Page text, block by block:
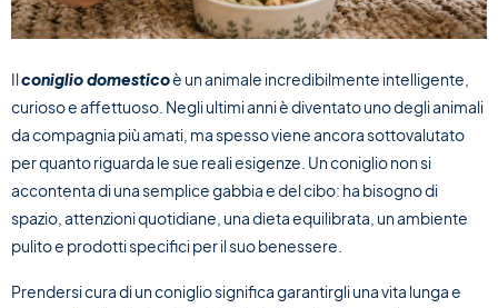
Ilconiglio domesticoè un animale incredibilmente intelligente,
curioso e affettuoso. Negli ultimi anni è diventato uno degli animali
da compagnia più amati, ma spesso viene ancora sottovalutato
per quanto riguarda le sue reali esigenze. Un coniglio non si
accontenta di una semplice gabbia e del cibo: ha bisogno di
spazio, attenzioni quotidiane, una dieta equilibrata, un ambiente
pulito e prodotti specifici per il suo benessere.
Prendersi cura di un coniglio significa garantirgli una vita lunga e